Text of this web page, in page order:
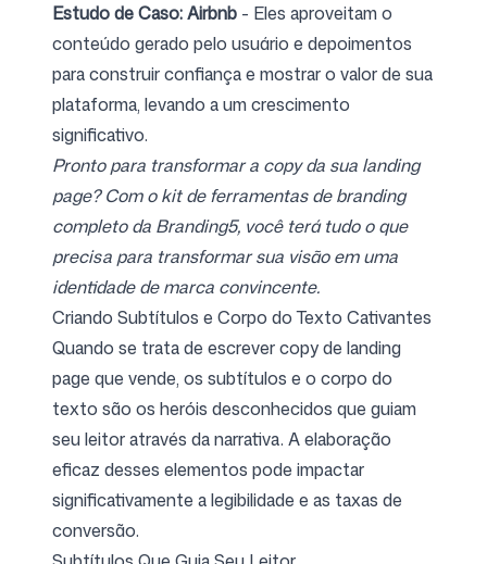
Estudo de Caso: Airbnb - Eles aproveitam o
conteúdo gerado pelo usuário e depoimentos
para construir confiança e mostrar o valor de sua
plataforma, levando a um crescimento
significativo.
Pronto para transformar a copy da sua landing
page? Com o kit de ferramentas de branding
completo da Branding5, você terá tudo o que
precisa para transformar sua visão em uma
identidade de marca convincente.
Criando Subtítulos e Corpo do Texto Cativantes
Quando se trata de escrever copy de landing
page que vende, os subtítulos e o corpo do
texto são os heróis desconhecidos que guiam
seu leitor através da narrativa. A elaboração
eficaz desses elementos pode impactar
significativamente a legibilidade e as taxas de
conversão.